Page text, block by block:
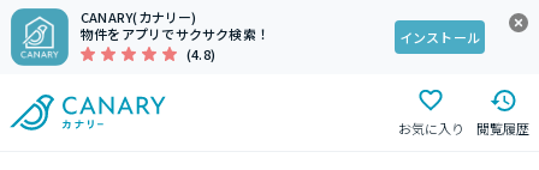
CANARY(カナリー)
物件をアプリでサクサク検索！
(4.8)
インストール
お気に入り 閲覧履歴